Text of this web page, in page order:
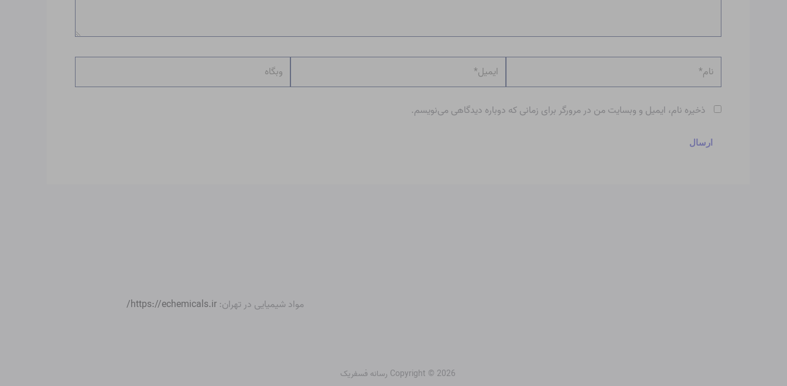
نام* ایمیل* وبگاه
ذخیره نام، ایمیل و وبسایت من در مرورگر برای زمانی که دوباره دیدگاهی می‌نویسم.
مواد شیمیایی در تهران:https://echemicals.ir/
Copyright © 2026 رسانه فسفریک